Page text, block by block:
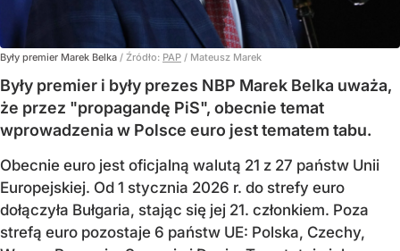
Były premier Marek Belka / Źródło: PAP / Mateusz Marek
Były premier i były prezes NBP Marek Belka uważa,
że przez "propagandę PiS", obecnie temat
wprowadzenia w Polsce euro jest tematem tabu.
Obecnie euro jest oficjalną walutą 21 z 27 państw Unii
Europejskiej. Od 1 stycznia 2026 r. do strefy euro
dołączyła Bułgaria, stając się jej 21. członkiem. Poza
strefą euro pozostaje 6 państw UE: Polska, Czechy,